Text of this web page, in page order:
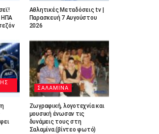
ΗΠΑ
Αθλητικές Μεταδόσεις tv |
Παρασκευή 7 Αυγούστου
2026
ΣΑΛΑΜΙΝΑ
Ζωγραφική, λογοτεχνία και
μουσική ένωσαν τις
δυνάμεις τους στη
Σαλαμίνα.(βίντεο φωτό)